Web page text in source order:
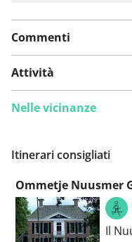
Commenti
Attività
Nelle vicinanze
Itinerari consigliati
Ommetje Nuusmer
Il